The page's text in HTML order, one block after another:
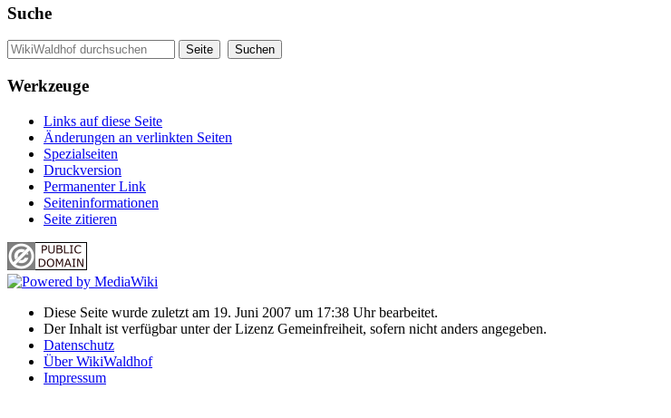
Suche
Werkzeuge
Links auf diese Seite
Änderungen an verlinkten Seiten
Spezialseiten
Druckversion
Permanenter Link
Seiten­informationen
Seite zitieren
Diese Seite wurde zuletzt am 19. Juni 2007 um 17:38 Uhr bearbeitet.
Der Inhalt ist verfügbar unter der Lizenz Gemeinfreiheit, sofern nicht anders angegeben.
Datenschutz
Über WikiWaldhof
Impressum